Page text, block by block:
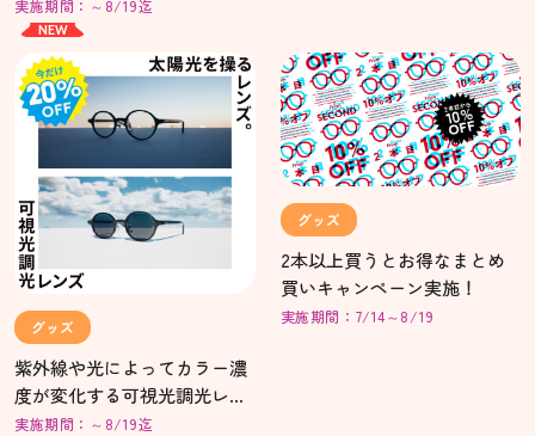
実施期間：～8/19迄
NEW
グッズ
紫外線や光によってカラー濃
度が変化する可視光調光レン
ズ20%OFF開催中！
実施期間：～8/19迄
グッズ
2本以上買うとお得なまとめ
買いキャンペーン実施！
実施期間：7/14～8/19